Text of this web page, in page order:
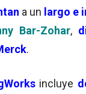
a un largo e
Bar-Zohar,
.
incluye